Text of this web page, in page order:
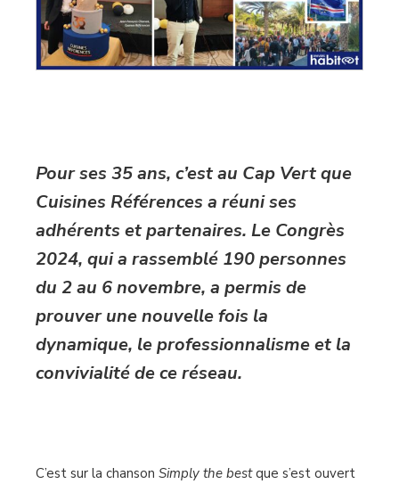
Pour ses 35 ans, c’est au Cap Vert que
Cuisines Références a réuni ses
adhérents et partenaires. Le Congrès
2024, qui a rassemblé 190 personnes
du 2 au 6 novembre, a permis de
prouver une nouvelle fois la
dynamique, le professionnalisme et la
convivialité de ce réseau.
C’est sur la chanson Simply the bestque s’est ouvert